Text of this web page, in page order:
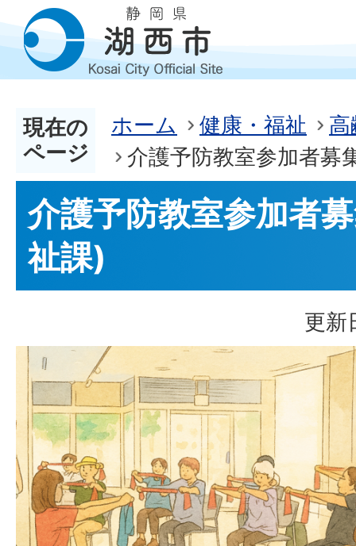
現在の
ページ
ホーム 健康・福祉
介護予防教室参加者募
介護予防教室参加者
祉課)
更新